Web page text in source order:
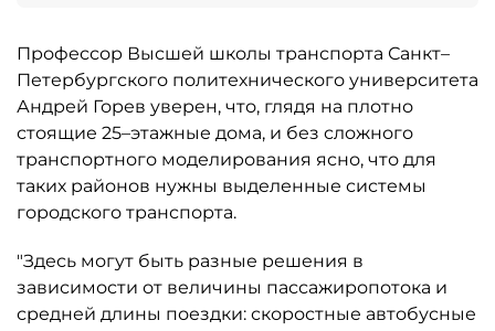
Профессор Высшей школы транспорта Санкт–
Петербургского политехнического университета
Андрей Горев уверен, что, глядя на плотно
стоящие 25–этажные дома, и без сложного
транспортного моделирования ясно, что для
таких районов нужны выделенные системы
городского транспорта.
"Здесь могут быть разные решения в
зависимости от величины пассажиропотока и
средней длины поездки: скоростные автобусные